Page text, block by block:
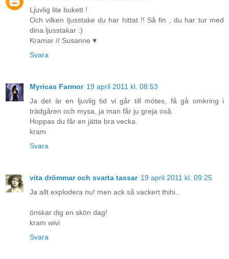
Ljuvlig lite bukett !
Och vilken ljusstake du har hittat !! Så fin , du har tur med
dina ljusstakar :)
Kramar // Susanne ♥
Svara
Myricas Farmor 19 april 2011 kl. 08:53
Ja det är en ljuvlig tid vi går till mötes, få gå omkring i
trädgåren och mysa, ja man får ju greja oxå.
Hoppas du får en jätte bra vecka.
kram
Svara
vita drömmar och svarta tassar 19 april 2011 kl. 09:25
Ja allt explodera nu! men ack så vackert thihi..
önskar dig en skön dag!
kram wivi
Svara